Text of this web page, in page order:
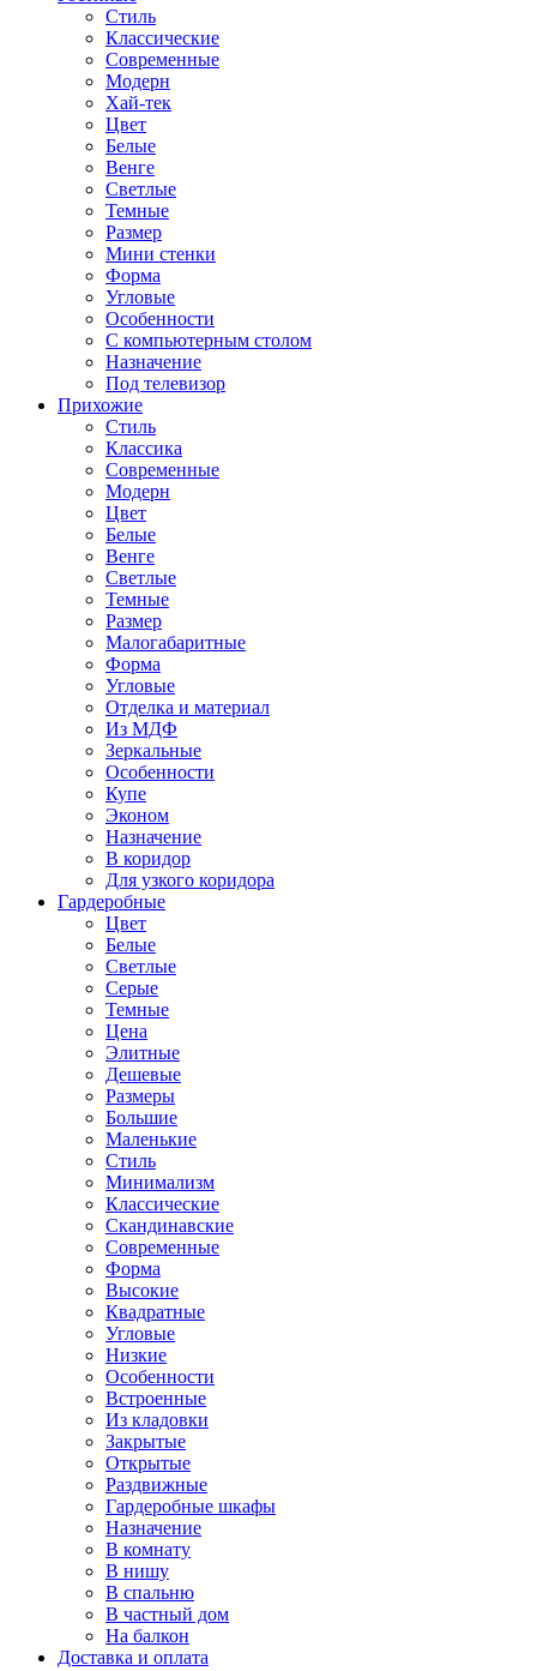
Стиль
Классические
Современные
Модерн
Хай-тек
Цвет
Белые
Венге
Светлые
Темные
Размер
Мини стенки
Форма
Угловые
Особенности
С компьютерным столом
Назначение
Под телевизор
Прихожие
Стиль
Классика
Современные
Модерн
Цвет
Белые
Венге
Светлые
Темные
Размер
Малогабаритные
Форма
Угловые
Отделка и материал
Из МДФ
Зеркальные
Особенности
Купе
Эконом
Назначение
В коридор
Для узкого коридора
Гардеробные
Цвет
Белые
Светлые
Серые
Темные
Цена
Элитные
Дешевые
Размеры
Большие
Маленькие
Стиль
Минимализм
Классические
Скандинавские
Современные
Форма
Высокие
Квадратные
Угловые
Низкие
Особенности
Встроенные
Из кладовки
Закрытые
Открытые
Раздвижные
Гардеробные шкафы
Назначение
В комнату
В нишу
В спальню
В частный дом
На балкон
Доставка и оплата